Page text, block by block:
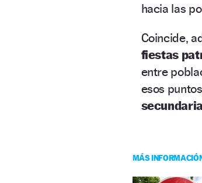
hacia las
Coincide,
fiestas
entre
esos
MÁS